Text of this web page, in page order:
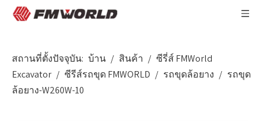
สถานที่ตั้งปัจจุบัน: บ้าน / สินค้า / ซีรี่ส์ FMWorld
Excavator / ซีรีส์รถขุด FMWORLD / รถขุดล้อยาง / รถขุด
ล้อยาง-W260W-10